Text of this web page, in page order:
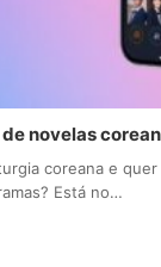
de novelas
coreana e
Está no…